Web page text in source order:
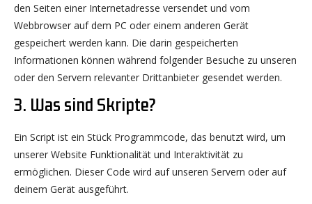
den Seiten einer Internetadresse versendet und vom
Webbrowser auf dem PC oder einem anderen Gerät
gespeichert werden kann. Die darin gespeicherten
Informationen können während folgender Besuche zu unseren
oder den Servern relevanter Drittanbieter gesendet werden.
3. Was sind Skripte?
Ein Script ist ein Stück Programmcode, das benutzt wird, um
unserer Website Funktionalität und Interaktivität zu
ermöglichen. Dieser Code wird auf unseren Servern oder auf
deinem Gerät ausgeführt.